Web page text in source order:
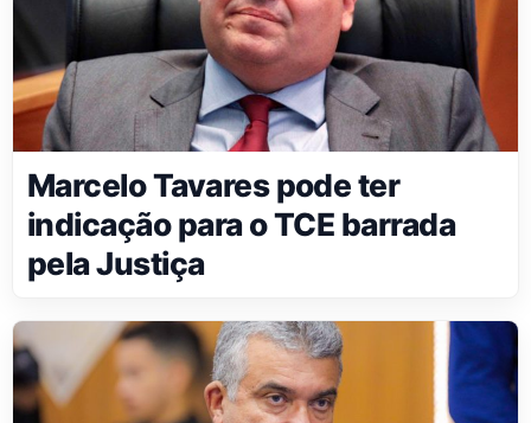
Marcelo Tavares pode ter
indicação para o TCE barrada
pela Justiça